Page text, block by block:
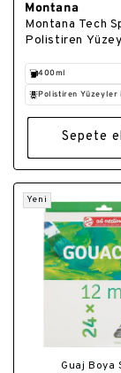
Satıcı:
Montana
Montana Tech
Polistiren
T2200
400ml
Polistiren Yüzeyler
Sepete
Yeni
Guaj Boya